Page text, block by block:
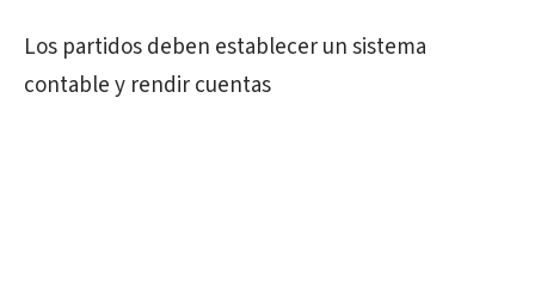
Los partidos deben establecer un sistema
contable y rendir cuentas